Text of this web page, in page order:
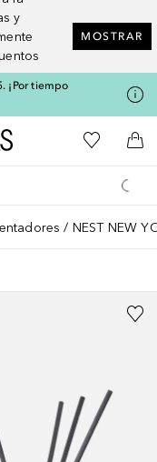
y
MOSTRAR
¡Por tiempo
A Douglas HomeMi lista de
A
NEST NEW